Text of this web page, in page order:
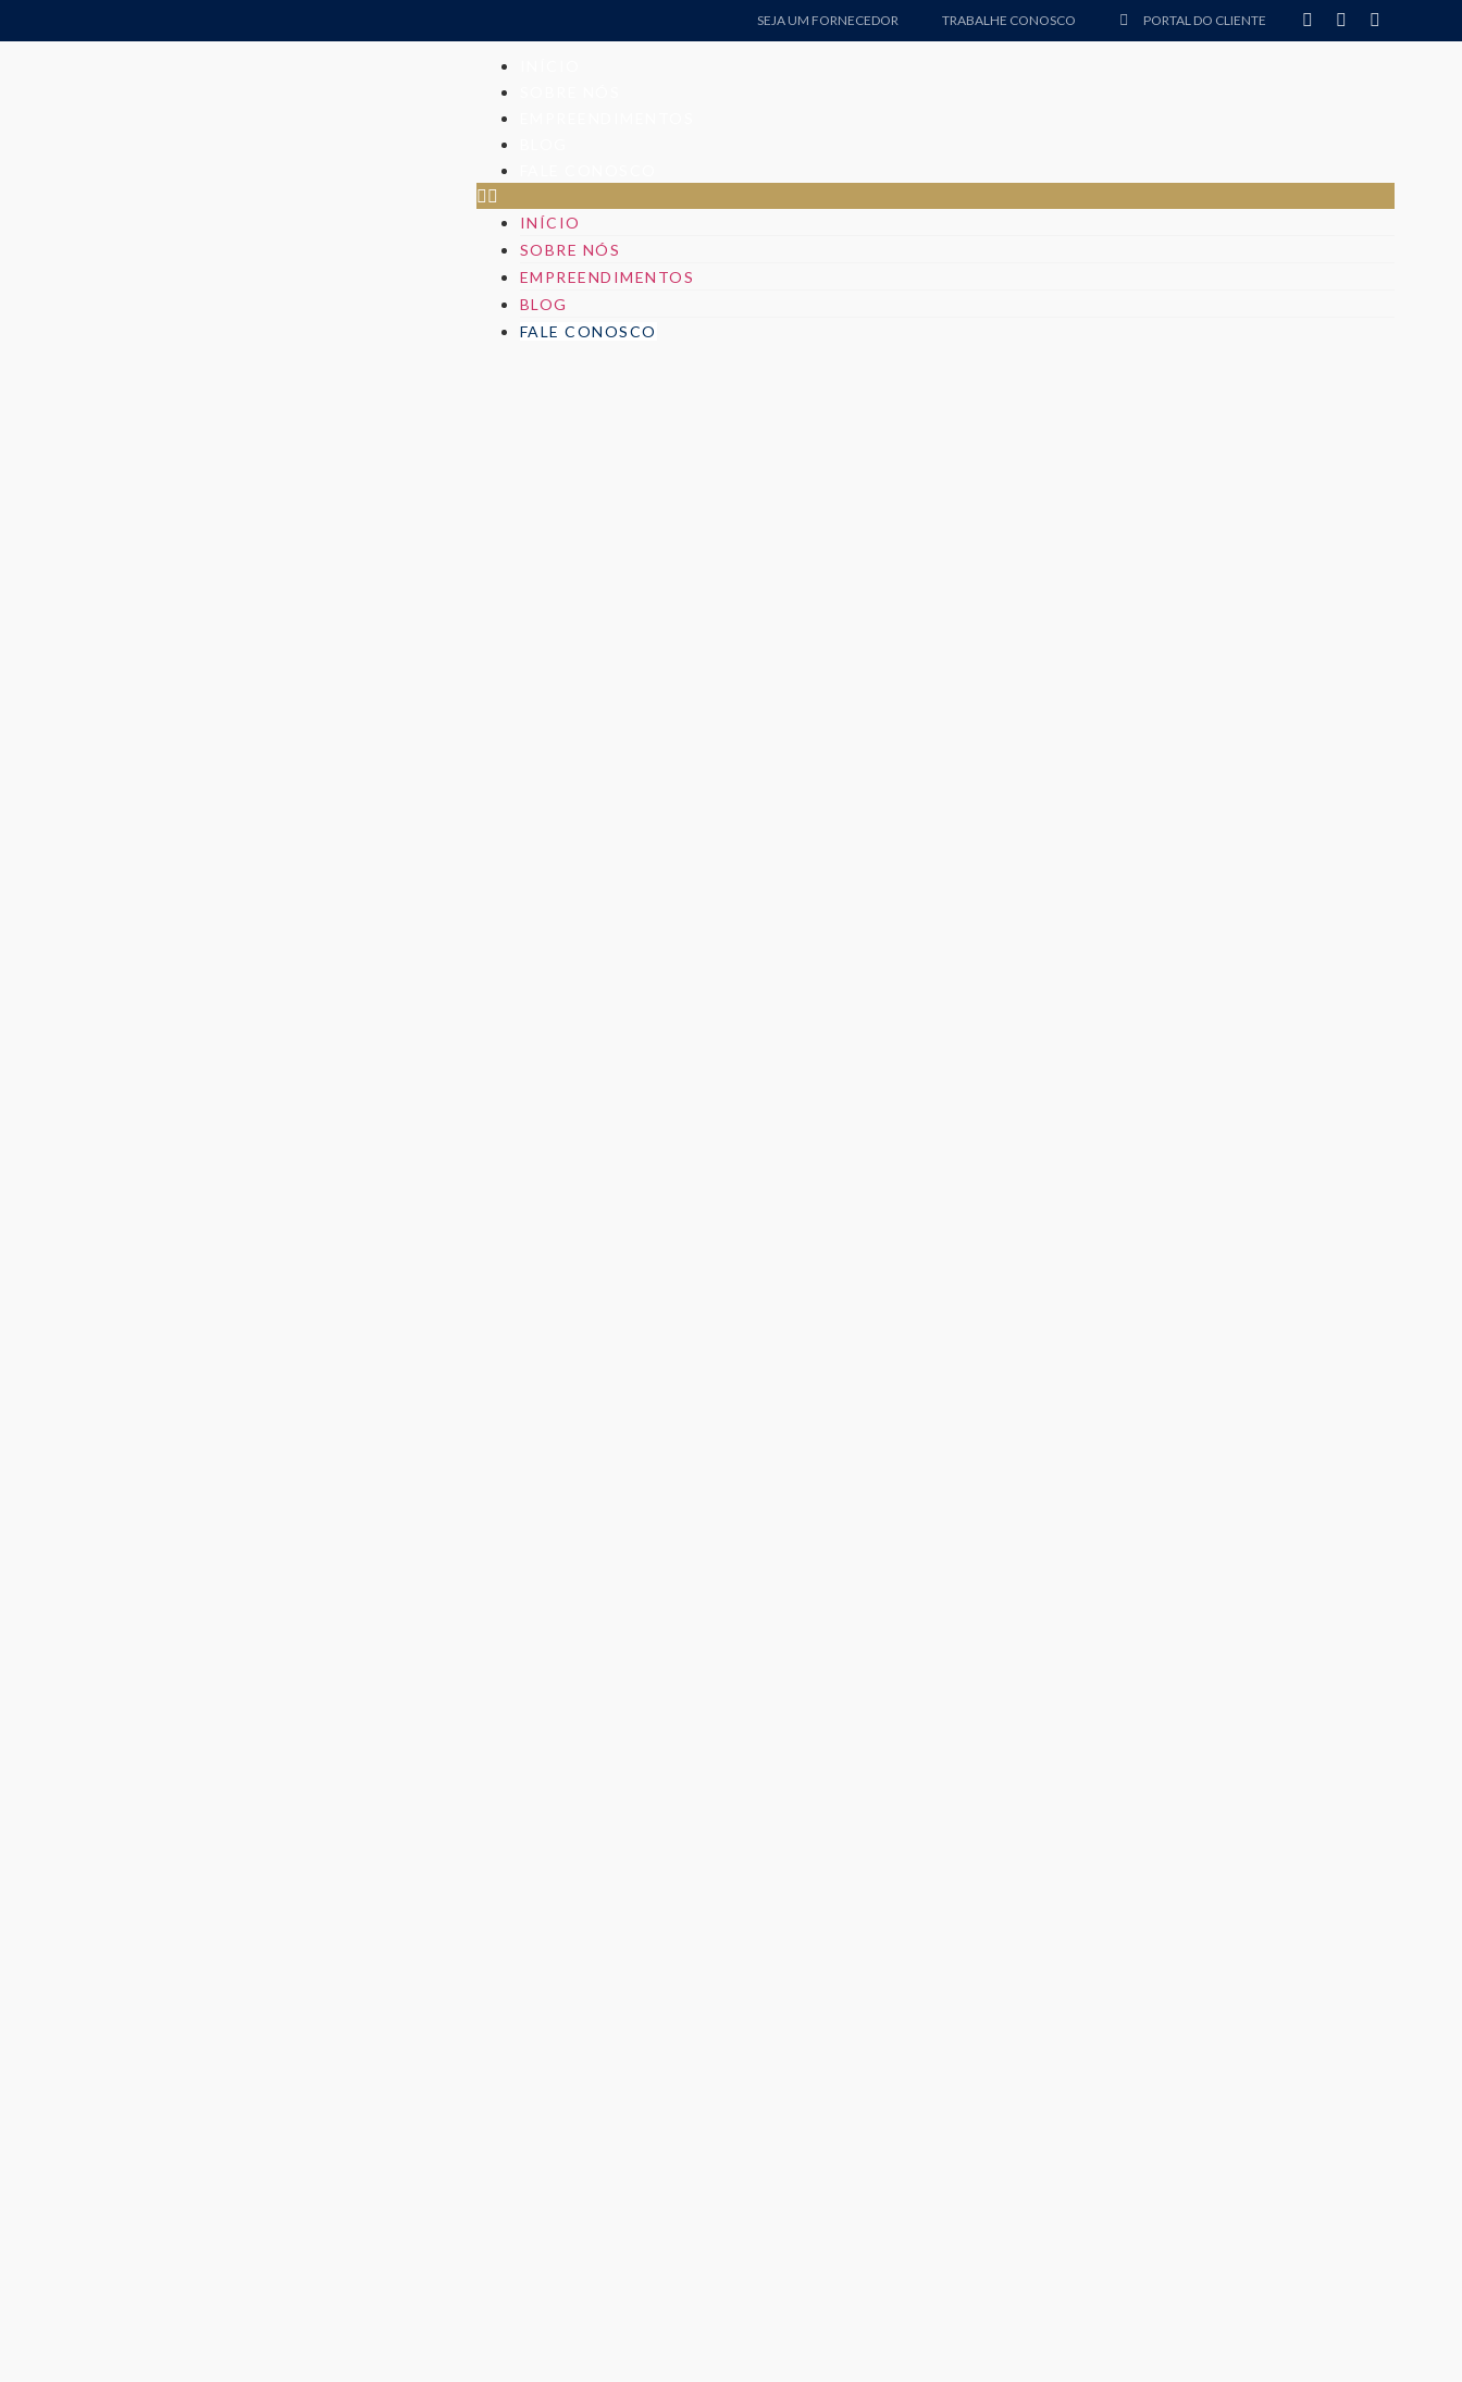
SEJA UM FORNECEDOR TRABALHE CONOSCO PORTAL DO CLIENTE
INÍCIO
SOBRE NÓS
EMPREENDIMENTOS
BLOG
FALE CONOSCO